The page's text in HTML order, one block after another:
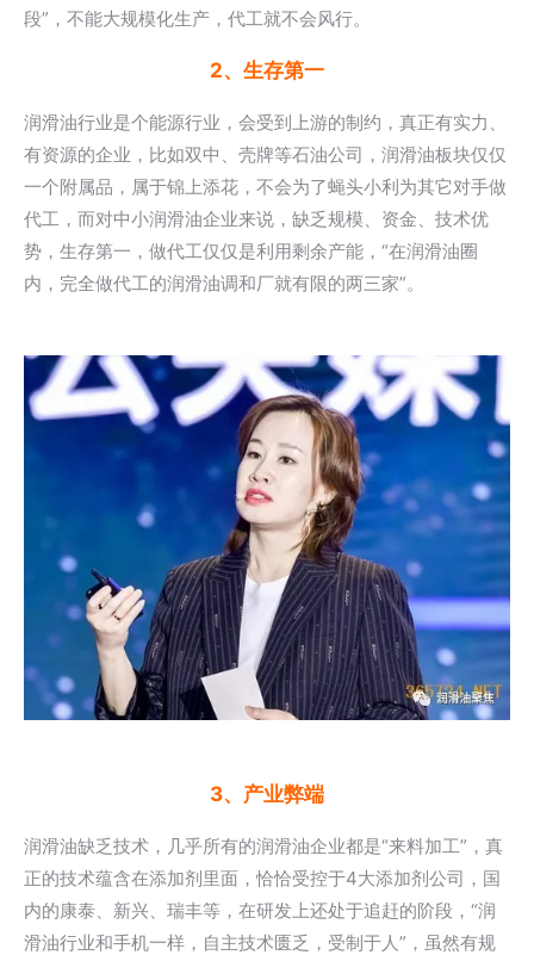
段”，不能大规模化生产，代工就不会风行。
2、生存第一
润滑油行业是个能源行业，会受到上游的制约，真正有实力、
有资源的企业，比如双中、壳牌等石油公司，润滑油板块仅仅
一个附属品，属于锦上添花，不会为了蝇头小利为其它对手做
代工，而对中小润滑油企业来说，缺乏规模、资金、技术优
势，生存第一，做代工仅仅是利用剩余产能，“在润滑油圈
内，完全做代工的润滑油调和厂就有限的两三家”。
3、产业弊端
润滑油缺乏技术，几乎所有的润滑油企业都是“来料加工”，真
正的技术蕴含在添加剂里面，恰恰受控于4大添加剂公司，国
内的康泰、新兴、瑞丰等，在研发上还处于追赶的阶段，“润
滑油行业和手机一样，自主技术匮乏，受制于人”，虽然有规